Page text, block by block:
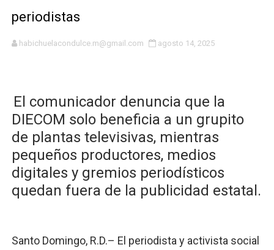
Osiris de León responde a Roberto Tineo y a Yeisy
DGPCF: 55 años sembrando desarrollo y
-Propeep y Gestión Presidencial encabezan entrega
Ministerio de Defensa siembra esperanza y protege
MICM y CECCOM retienen 213,355 galones de
Bienes Nacionales recauda más de RD 57 millones en
El magistrado Henry Molina decidió no seguir en la
periodistas
habichuelacondulce.m@gmail.com agosto 14, 2025
El comunicador denuncia que la
DIECOM solo beneficia a un grupito
de plantas televisivas, mientras
pequeños productores, medios
digitales y gremios periodísticos
quedan fuera de la publicidad estatal.
Santo Domingo, R.D.– El periodista y activista social